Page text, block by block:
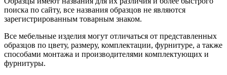
поиска по сайту, все названия образцов не являются
зарегистрированным товарным знаком.
Все мебельные изделия могут отличаться от представленных
образцов по цвету, размеру, комплектации, фурнитуре, а также
способами монтажа и производителями комплектующих и
фурнитуры.